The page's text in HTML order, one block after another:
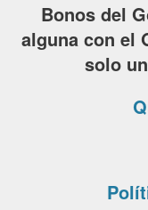
Bonos del
alguna con el
solo